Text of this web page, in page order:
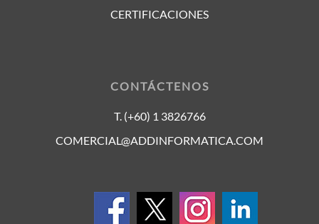
CERTIFICACIONES
CONTÁCTENOS
T. (+60) 1 3826766
COMERCIAL@ADDINFORMATICA.COM